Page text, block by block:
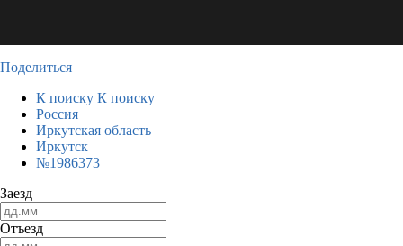
Поделиться
К поиску К поиску
Россия
Иркутская область
Иркутск
№1986373
Заезд
Отъезд